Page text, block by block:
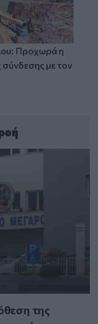
Προχωρά η
με τον
της